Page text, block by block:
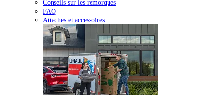
Conseils sur les remorques
FAQ
Attaches et accessoires